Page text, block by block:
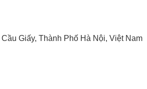
Giấy, Thành Phố Hà Nội, Việt Nam